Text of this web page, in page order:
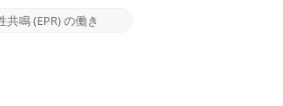
共鳴 (EPR) の働き